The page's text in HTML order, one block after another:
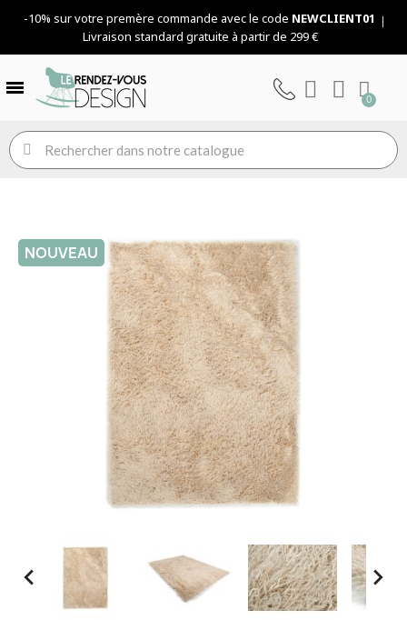
-10% sur votre premère commande avec le code NEWCLIENT01
Livraison standard gratuite à partir de 299 €
NOUVEAU
 